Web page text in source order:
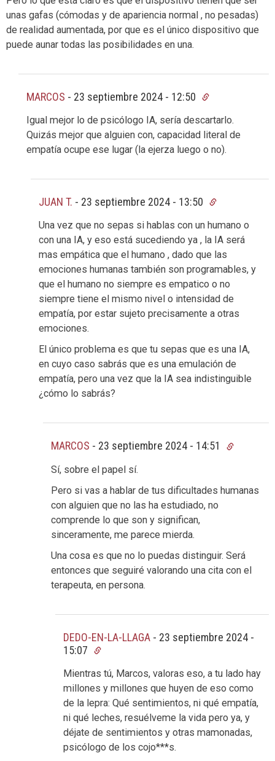
unas gafas (cómodas y de apariencia normal , no pesadas)
de realidad aumentada, por que es el único dispositivo que
puede aunar todas las posibilidades en una.
MARCOS - 23 septiembre 2024 - 12:50
Igual mejor lo de psicólogo IA, sería descartarlo.
Quizás mejor que alguien con, capacidad literal de
empatía ocupe ese lugar (la ejerza luego o no).
JUAN T. - 23 septiembre 2024 - 13:50
Una vez que no sepas si hablas con un humano o
con una IA, y eso está sucediendo ya , la IA será
mas empática que el humano , dado que las
emociones humanas también son programables, y
que el humano no siempre es empatico o no
siempre tiene el mismo nivel o intensidad de
empatía, por estar sujeto precisamente a otras
emociones.
El único problema es que tu sepas que es una IA,
en cuyo caso sabrás que es una emulación de
empatía, pero una vez que la IA sea indistinguible
¿cómo lo sabrás?
MARCOS - 23 septiembre 2024 - 14:51
Sí, sobre el papel sí.
Pero si vas a hablar de tus dificultades humanas
con alguien que no las ha estudiado, no
comprende lo que son y significan,
sinceramente, me parece mierda.
Una cosa es que no lo puedas distinguir. Será
entonces que seguiré valorando una cita con el
terapeuta, en persona.
DEDO-EN-LA-LLAGA - 23 septiembre 2024 -
15:07
Mientras tú, Marcos, valoras eso, a tu lado hay
millones y millones que huyen de eso como
de la lepra: Qué sentimientos, ni qué empatía,
ni qué leches, resuélveme la vida pero ya, y
déjate de sentimientos y otras mamonadas,
psicólogo de los cojo***s.